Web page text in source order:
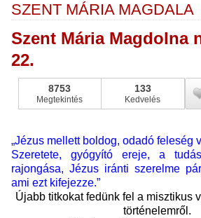
SZENT MÁRIA MAGDALA
Szent Mária Magdolna
22.
8753
Megtekintés
133
Kedvelés
„Jézus mellett boldog, odadó feleség
Szeretete, gyógyító ereje, a
rajongása, Jézus iránti szerelme
ami ezt kifejezze.”
Újabb titkokat fedünk fel a misztikus
történelemről.